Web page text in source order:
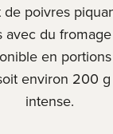
poivres
avec du
en
environ 200
intense.